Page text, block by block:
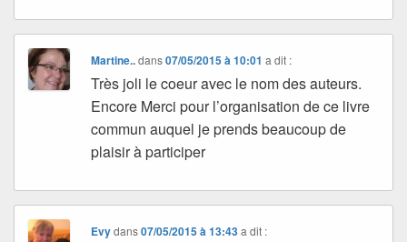
Martine..dans07/05/2015 à 10:01 a dit :
Très joli le coeur avec le nom des auteurs.
Encore Merci pour l’organisation de ce livre
commun auquel je prends beaucoup de
plaisir à participer
Evydans07/05/2015 à 13:43 a dit :